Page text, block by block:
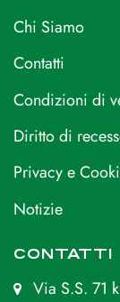
Chi Siamo
Contatti
Condizioni di
Diritto di
Privacy e
Notizie
CONTATTI
Via S.S. 71